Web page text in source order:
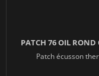
PATCH 76 OIL ROND
Patch écusson